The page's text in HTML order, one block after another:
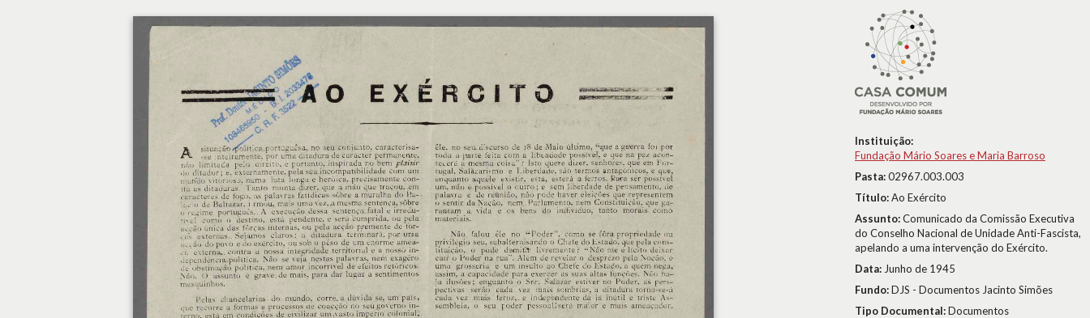
Instituição:
Fundação Mário Soares e Maria Barroso
Pasta:02967.003.003
Título:Ao Exército
Assunto:Comunicado da Comissão Executiva
do Conselho Nacional de Unidade Anti-Fascista,
apelando a uma intervenção do Exército.
Data: Junho de 1945
Fundo:DJS - Documentos Jacinto Simões
Tipo Documental:Documentos